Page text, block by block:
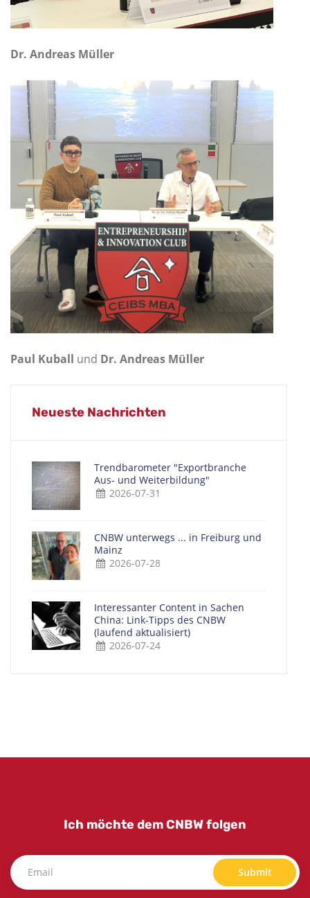
Dr. Andreas Müller
Paul Kuball und Dr. Andreas Müller
Neueste Nachrichten
Trendbarometer "Exportbranche
Aus- und Weiterbildung"
2026-07-31
CNBW unterwegs ... in Freiburg und
Mainz
2026-07-28
Interessanter Content in Sachen
China: Link-Tipps des CNBW
(laufend aktualisiert)
2026-07-24
Ich möchte dem CNBW folgen
Submit